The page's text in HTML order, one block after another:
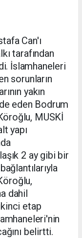
Can'ı
tarafından
İslamhaneleri
sorunların
yakın
eden Bodrum
MUSKİ
yapı
2 ay gibi bir
dahil
etap
belirtti.